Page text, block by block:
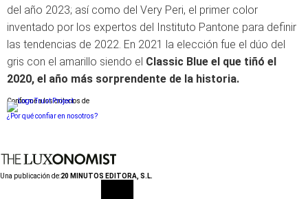
del año 2023; así como del Very Peri, el primer color
inventado por los expertos del Instituto Pantone para definir
las tendencias de 2022. En 2021 la elección fue el dúo del
gris con el amarillo siendo el Classic Blue el que tiñó el
2020, el año más sorprendente de la historia.
Conforme a los criterios de
¿Por qué confiar en nosotros?
Una publicación de:20 MINUTOS EDITORA, S.L.